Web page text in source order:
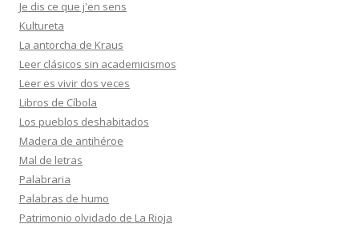
Je dis ce que j'en sens
Kultureta
La antorcha de Kraus
Leer clásicos sin academicismos
Leer es vivir dos veces
Libros de Cíbola
Los pueblos deshabitados
Madera de antihéroe
Mal de letras
Palabraria
Palabras de humo
Patrimonio olvidado de La Rioja